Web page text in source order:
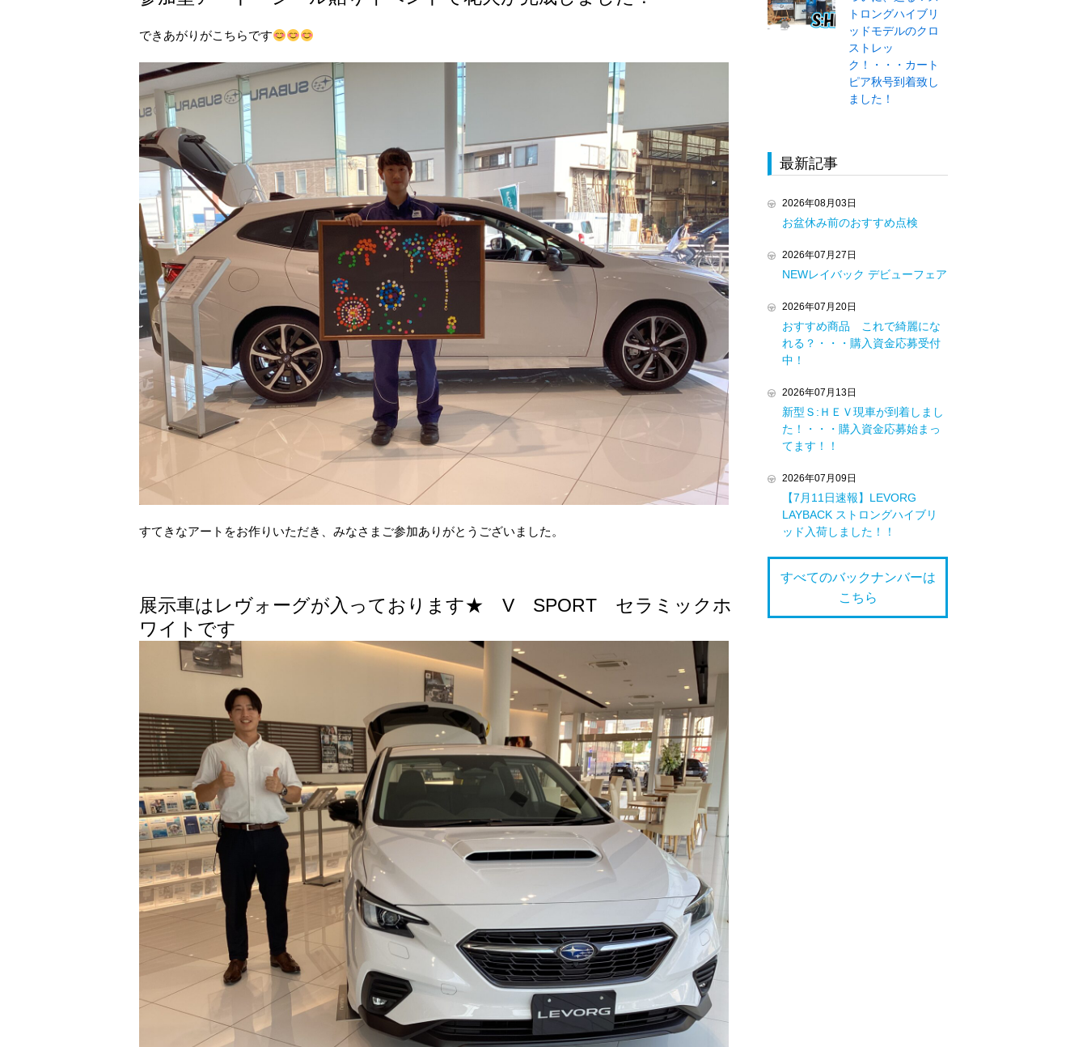
できあがりがこちらです
すてきなアートをお作りいただき、みなさまご参加ありがとうございました。
展示車はレヴォーグが入っております★ V SPORT セラミックホ
ワイトです
トロングハイブリ
ッドモデルのクロ
ストレッ
ク！・・・カート
ピア秋号到着致し
ました！
最新記事
2026年08月03日
お盆休み前のおすすめ点検
2026年07月27日
NEWレイバック デビューフェア
2026年07月20日
おすすめ商品 これで綺麗にな
れる？・・・購入資金応募受付
中！
2026年07月13日
新型Ｓ:ＨＥＶ現車が到着しまし
た！・・・購入資金応募始まっ
てます！！
2026年07月09日
【7月11日速報】LEVORG
LAYBACK ストロングハイブリ
ッド入荷しました！！
すべてのバックナンバーは
こちら